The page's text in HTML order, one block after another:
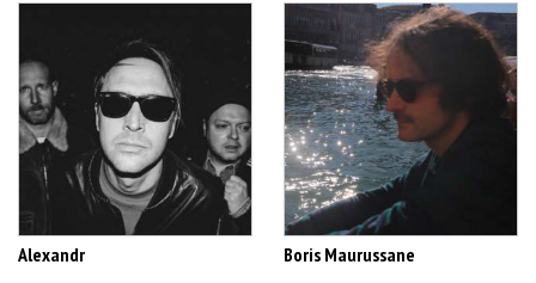
Alexandr Boris Maurussane